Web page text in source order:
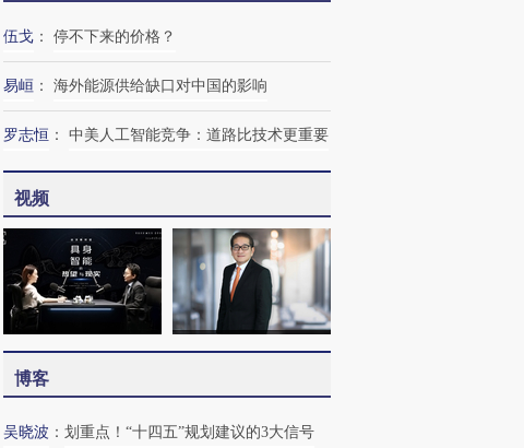
伍戈 ： 停不下来的价格？
易峘 ： 海外能源供给缺口对中国的影响
罗志恒 ： 中美人工智能竞争：道路比技术更重要
视频
博客
吴晓波 ： 划重点！“十四五”规划建议的3大信号